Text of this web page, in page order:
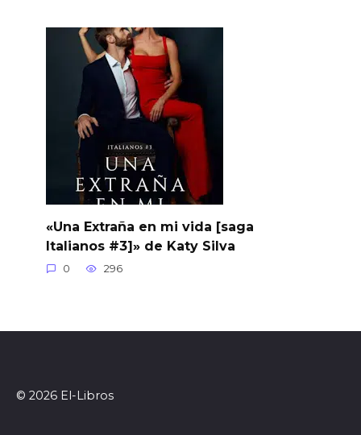
«Una Extraña en mi vida [saga
Italianos #3]» de Katy Silva
0 296
© 2026 El-Libros